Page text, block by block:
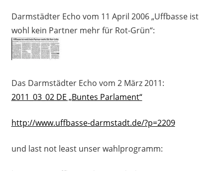
Darmstädter Echo vom 11 April 2006 „Uffbasse ist
wohl kein Partner mehr für Rot-Grün“:
Das Darmstädter Echo vom 2 März 2011:
2011_03_02 DE „Buntes Parlament“
http://www.uffbasse-darmstadt.de/?p=2209
und last not least unser wahlprogramm: